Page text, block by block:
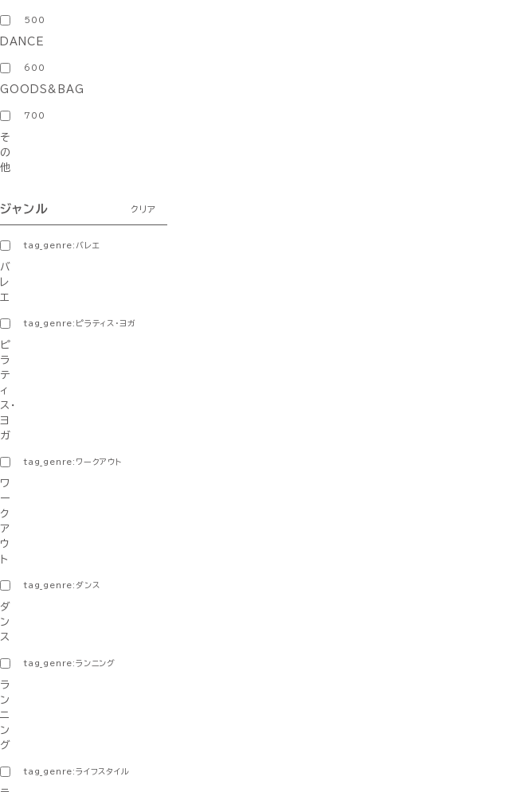
500
DANCE
600
GOODS&BAG
700
そ
の
他
ジャンル クリア
tag_genre:バレエ
バ
レ
エ
tag_genre:ピラティス・ヨガ
ピ
ラ
テ
ィ
ス・
ヨ
ガ
tag_genre:ワークアウト
ワ
ー
ク
ア
ウ
ト
tag_genre:ダンス
ダ
ン
ス
tag_genre:ランニング
ラ
ン
ニ
ン
グ
tag_genre:ライフスタイル